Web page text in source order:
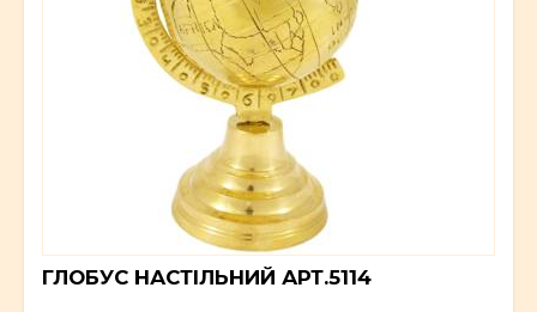
ГЛОБУС НАСТІЛЬНИЙ АРТ.5114